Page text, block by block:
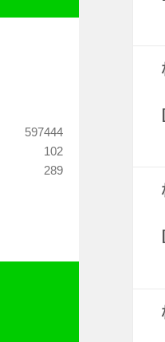
597444
102
289